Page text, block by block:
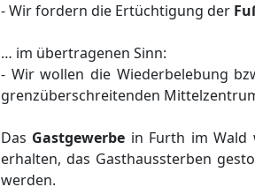
- Wir fordern die Ertüchtigung der
… im übertragenen Sinn:
- Wir wollen die Wiederbelebung
grenzüberschreitenden
Das Gastgewerbe in Furth im Wald
erhalten, das Gasthaussterben
werden.